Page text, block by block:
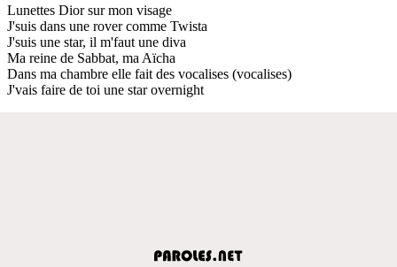
Lunettes Dior sur mon visage
J'suis dans une rover comme Twista
J'suis une star, il m'faut une diva
Ma reine de Sabbat, ma Aïcha
Dans ma chambre elle fait des vocalises (vocalises)
J'vais faire de toi une star overnight